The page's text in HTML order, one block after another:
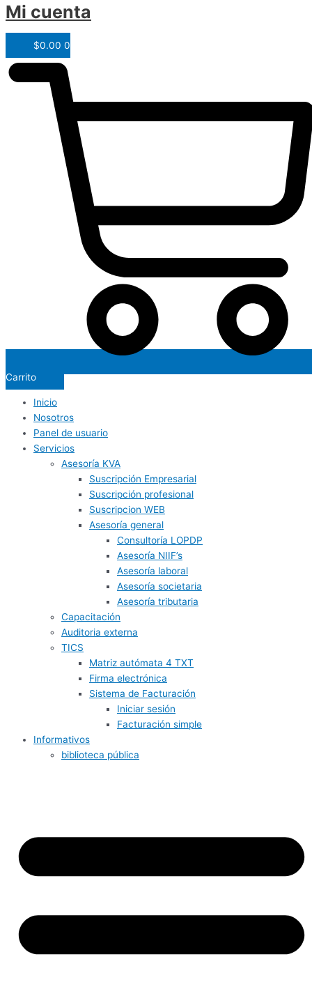
Mi cuenta
$0.00 0
Carrito
Inicio
Nosotros
Panel de usuario
Servicios
Asesoría KVA
Suscripción Empresarial
Suscripción profesional
Suscripcion WEB
Asesoría general
Consultoría LOPDP
Asesoría NIIF’s
Asesoría laboral
Asesoría societaria
Asesoría tributaria
Capacitación
Auditoria externa
TICS
Matriz autómata 4 TXT
Firma electrónica
Sistema de Facturación
Iniciar sesión
Facturación simple
Informativos
biblioteca pública